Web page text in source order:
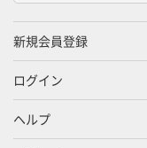
新規会員登録
ログイン
ヘルプ